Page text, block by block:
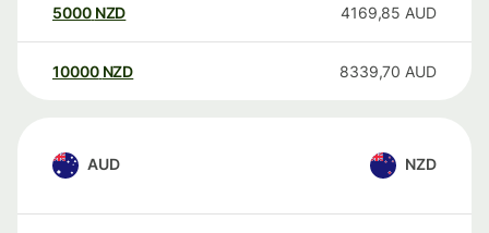
5000 NZD 4169,85 AUD
10000 NZD 8339,70 AUD
AUD NZD